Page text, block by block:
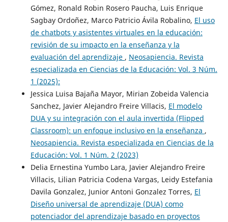
Gómez, Ronald Robin Rosero Paucha, Luis Enrique
Sagbay Ordoñez, Marco Patricio Ávila Robalino, El uso
de chatbots y asistentes virtuales en la educación:
revisión de su impacto en la enseñanza y la
evaluación del aprendizaje , Neosapiencia. Revista
especializada en Ciencias de la Educación: Vol. 3 Núm.
1 (2025):
Jessica Luisa Bajaña Mayor, Mirian Zobeida Valencia
Sanchez, Javier Alejandro Freire Villacis, El modelo
DUA y su integración con el aula invertida (Flipped
Classroom): un enfoque inclusivo en la enseñanza ,
Neosapiencia. Revista especializada en Ciencias de la
Educación: Vol. 1 Núm. 2 (2023)
Delia Ernestina Yumbo Lara, Javier Alejandro Freire
Villacis, Lilian Patricia Codena Vargas, Leidy Estefania
Davila Gonzalez, Junior Antoni Gonzalez Torres, El
Diseño universal de aprendizaje (DUA) como
potenciador del aprendizaje basado en proyectos